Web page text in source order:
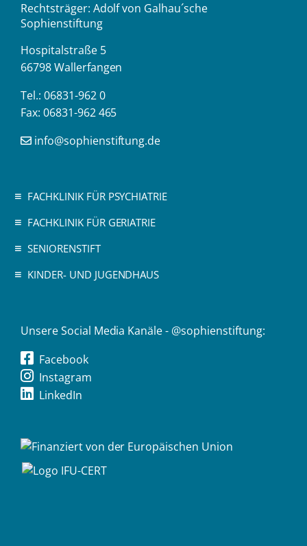
Rechtsträger: Adolf von Galhau´sche
Sophienstiftung
Hospitalstraße 5
66798 Wallerfangen
Tel.: 06831-962 0
Fax: 06831-962 465
info@sophienstiftung.de
FACHKLINIK FÜR PSYCHIATRIE
FACHKLINIK FÜR GERIATRIE
SENIORENSTIFT
KINDER- UND JUGENDHAUS
Unsere Social Media Kanäle - @sophienstiftung:
Facebook
Instagram
LinkedIn